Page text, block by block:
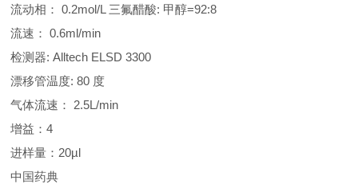
流动相： 0.2mol/L 三氟醋酸: 甲醇=92:8
流速： 0.6ml/min
检测器: Alltech ELSD 3300
漂移管温度: 80 度
气体流速： 2.5L/min
增益：4
进样量：20µl
中国药典